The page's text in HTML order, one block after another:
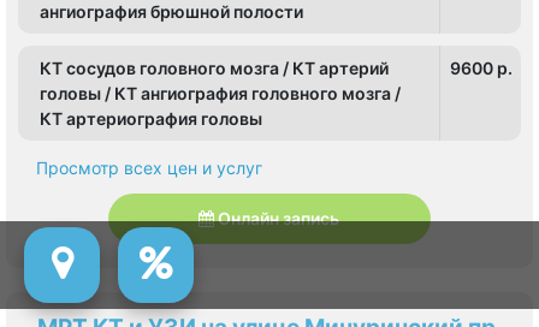
ангиография брюшной полости
КТ сосудов головного мозга / КТ артерий
головы / КТ ангиография головного мозга /
КТ артериография головы
9600 p.
Просмотр всех цен и услуг
Онлайн запись